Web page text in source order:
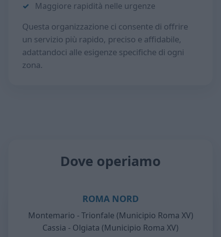
Maggiore rapidità nelle urgenze
Questa organizzazione ci consente di offrire
un servizio più rapido, preciso e affidabile,
adattandoci alle esigenze specifiche di ogni
zona.
Dove operiamo
ROMA NORD
Montemario - Trionfale (Municipio Roma XV)
Cassia - Olgiata (Municipio Roma XV)